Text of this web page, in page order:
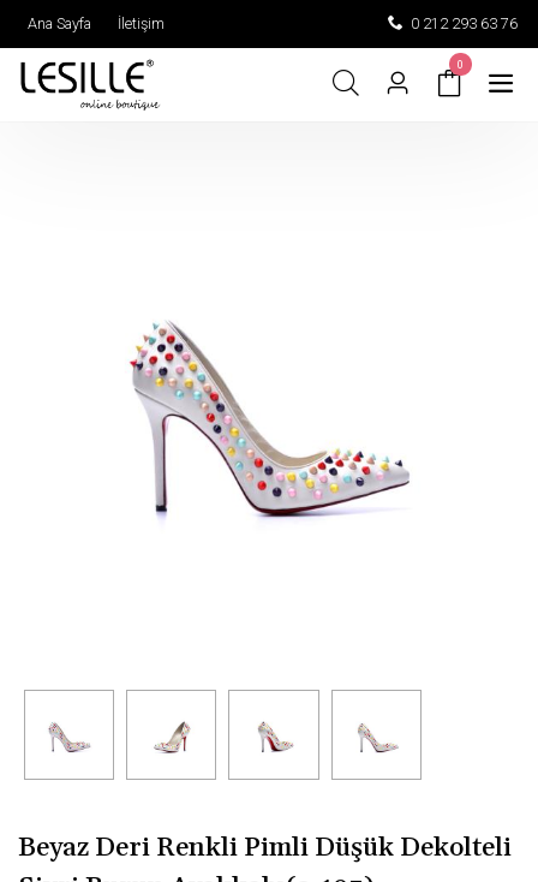
Ana Sayfa İletişim 0 212 293 63 76
0
Beyaz Deri Renkli Pimli Düşük Dekolteli